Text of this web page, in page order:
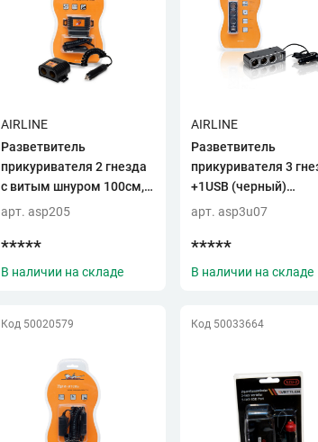
AIRLINE
Разветвитель
прикуривателя 2 гнезда
с витым шнуром 100см,
5А "AIRLINE" (ASP-2-05)
арт. asp205
*****
В наличии на складе
AIRLINE
Разветвитель
прикуривателя 3
+1USB (черный)
«AIRLINE» (ASP-3U-07)
арт. asp3u07
*****
В наличии на складе
Код 50020579 Код 50033664